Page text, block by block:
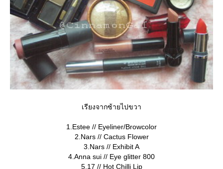
เรียงจากซ้ายไปขวา
1.Estee // Eyeliner/Browcolor
2.Nars // Cactus Flower
3.Nars // Exhibit A
4.Anna sui // Eye glitter 800
5.17 // Hot Chilli Lip